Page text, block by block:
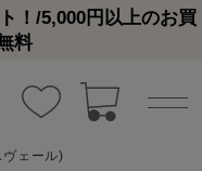
！/5,000円以上のお買
料
ェール)